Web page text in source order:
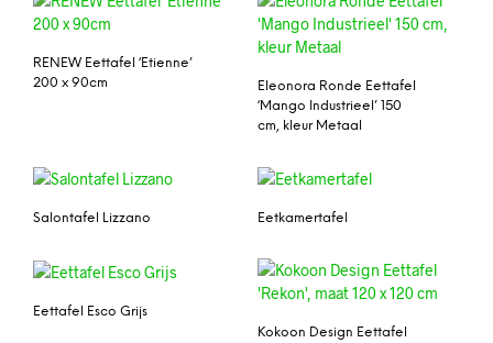
RENEW Eettafel ‘Etienne’
200 x 90cm
Eleonora Ronde Eettafel
‘Mango Industrieel’ 150
cm, kleur Metaal
Salontafel Lizzano Eetkamertafel
Eettafel Esco Grijs
Kokoon Design Eettafel